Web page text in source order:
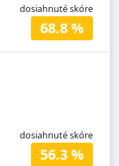
dosiahnuté skóre
68.8 %
dosiahnuté skóre
56.3 %